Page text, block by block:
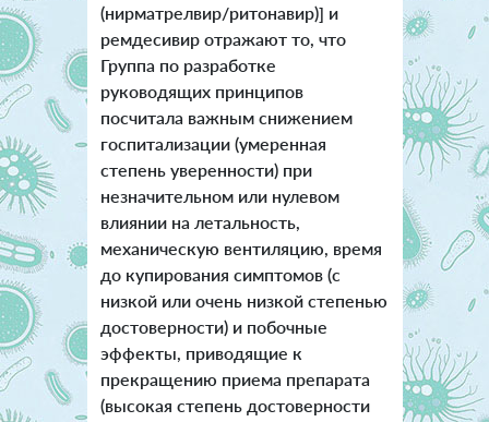
(нирматрелвир/ритонавир)] и
ремдесивир отражают то, что
Группа по разработке
руководящих принципов
посчитала важным снижением
госпитализации (умеренная
степень уверенности) при
незначительном или нулевом
влиянии на летальность,
механическую вентиляцию, время
до купирования симптомов (с
низкой или очень низкой степенью
достоверности) и побочные
эффекты, приводящие к
прекращению приема препарата
(высокая степень достоверности